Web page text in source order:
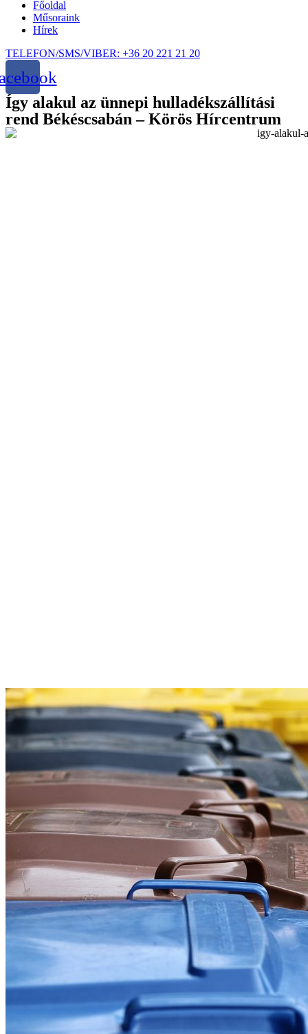
Főoldal
Műsoraink
Hírek
TELEFON/SMS/VIBER: +36 20 221 21 20
Így alakul az ünnepi hulladékszállítási
rend Békéscsabán – Körös Hírcentrum